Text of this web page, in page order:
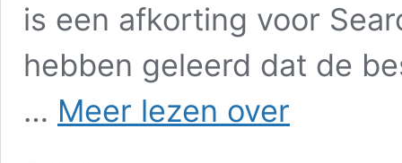
is een afkorting voor
hebben geleerd dat de
… Meer lezen over